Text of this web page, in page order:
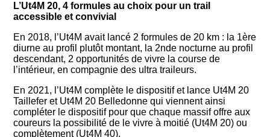
L’Ut4M 20, 4 formules au choix pour un trail
accessible et convivial
En 2018, l’Ut4M avait lancé 2 formules de 20 km : la 1ère
diurne au profil plutôt montant, la 2nde nocturne au profil
descendant, 2 opportunités de vivre la course de
l’intérieur, en compagnie des ultra traileurs.
En 2021, l’Ut4M complète le dispositif et lance Ut4M 20
Taillefer et Ut4M 20 Belledonne qui viennent ainsi
compléter le dispositif pour que chaque massif offre aux
coureurs la possibilité de le vivre à moitié (Ut4M 20) ou
complètement (Ut4M 40).